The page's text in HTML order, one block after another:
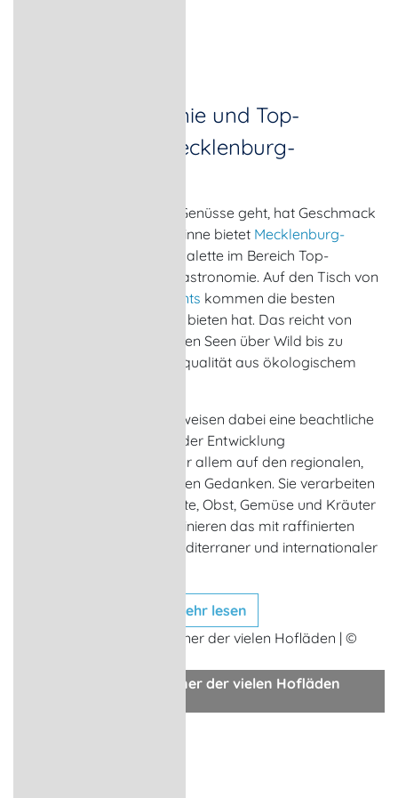
Spitzengastronomie und Top-
Restaurants in Mecklenburg-
Wenn es um kulinarische Genüsse geht, hat Geschmack
viele Facetten. In diesem Sinne bietet Mecklenburg-
eine breite Palette im Bereich Top-
Restaurants und Spitzengastronomie. Auf den Tisch von
Gaststätten und Restaurants kommen die besten
Produkte, die das Land zu bieten hat. Das reicht von
Fisch aus dem Meer und den Seen über Wild bis zu
Fleisch und Geflügel in Bioqualität aus ökologischem
Die Köche des Landes beweisen dabei eine beachtliche
Kreativität und setzen bei der Entwicklung
schmackhafter Speisen vor allem auf den regionalen,
saisonalen und nachhaltigen Gedanken. Sie verarbeiten
Fisch, Fleisch, Milchprodukte, Obst, Gemüse und Kräuter
aus der Region und kombinieren das mit raffinierten
Zutaten beispielsweise mediterraner und internationaler
mehr lesen
regionales Gemüse in einer der vielen Hofläden